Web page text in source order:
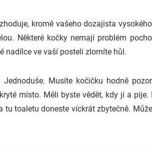
kromě vašeho dozajista
Některé kočky nemají problém
nadílce ve vaší posteli zlomíte hůl.
Musíte kočičku hodně
místo. Měli byste vědět, kdy jí a
toaletu doneste víckrát zbytečně.